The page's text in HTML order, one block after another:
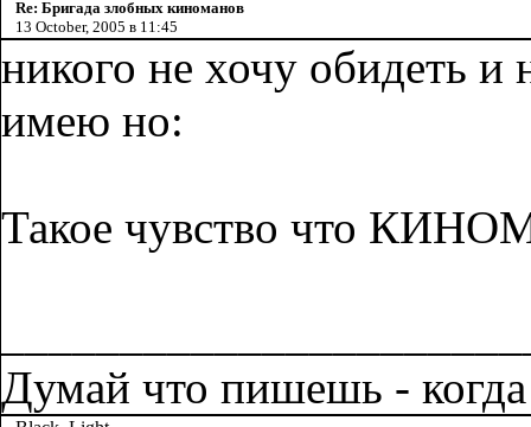
Re: Бригада злобных киноманов
13 October, 2005 в 11:45
никого не хочу обидеть и
имею но:
Такое чувство что
Думай что пишешь -